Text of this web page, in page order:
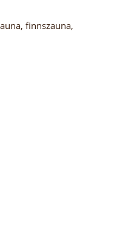
finnszauna,